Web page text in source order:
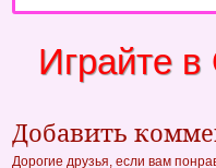
Играйте
Добавить
Дорогие друзья, если вам